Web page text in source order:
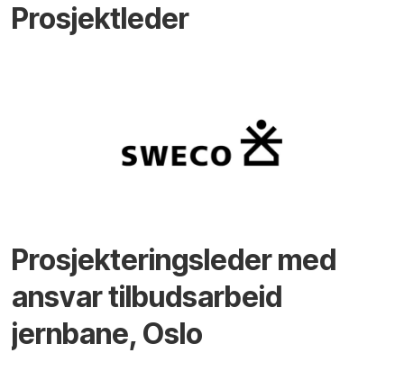
Prosjektleder
Prosjekteringsleder med
ansvar tilbudsarbeid
jernbane, Oslo